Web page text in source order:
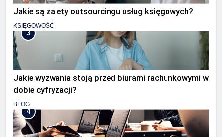
Jakie są zalety outsourcingu usług księgowych?
KSIĘGOWOŚĆ
3
Jakie wyzwania stoją przed biurami rachunkowymi w
dobie cyfryzacji?
BLOG
4